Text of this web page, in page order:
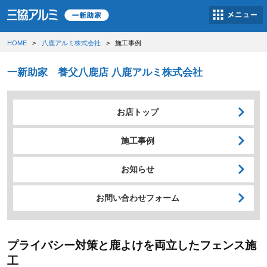
HOME 八鹿アルミ株式会社 施工事例
一新助家 養父八鹿店 八鹿アルミ株式会社
お店トップ
施工事例
お知らせ
お問い合わせフォーム
プライバシー対策と鹿よけを両立したフェンス施
工